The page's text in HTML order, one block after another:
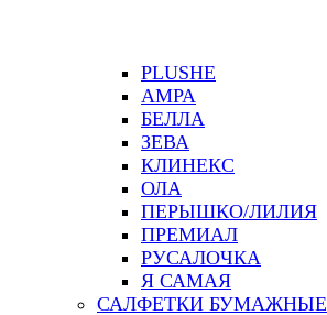
PLUSHE
АМРА
БЕЛЛА
ЗЕВА
КЛИНЕКС
ОЛА
ПЕРЫШКО/ЛИЛИЯ
ПРЕМИАЛ
РУСАЛОЧКА
Я САМАЯ
САЛФЕТКИ БУМАЖНЫЕ